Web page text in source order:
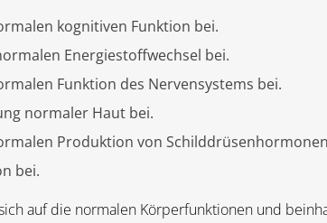
kognitiven Funktion bei.
Energiestoffwechsel bei.
Funktion des Nervensystems bei.
normaler Haut bei.
Produktion von
bei.
auf die normalen Körperfunktionen und